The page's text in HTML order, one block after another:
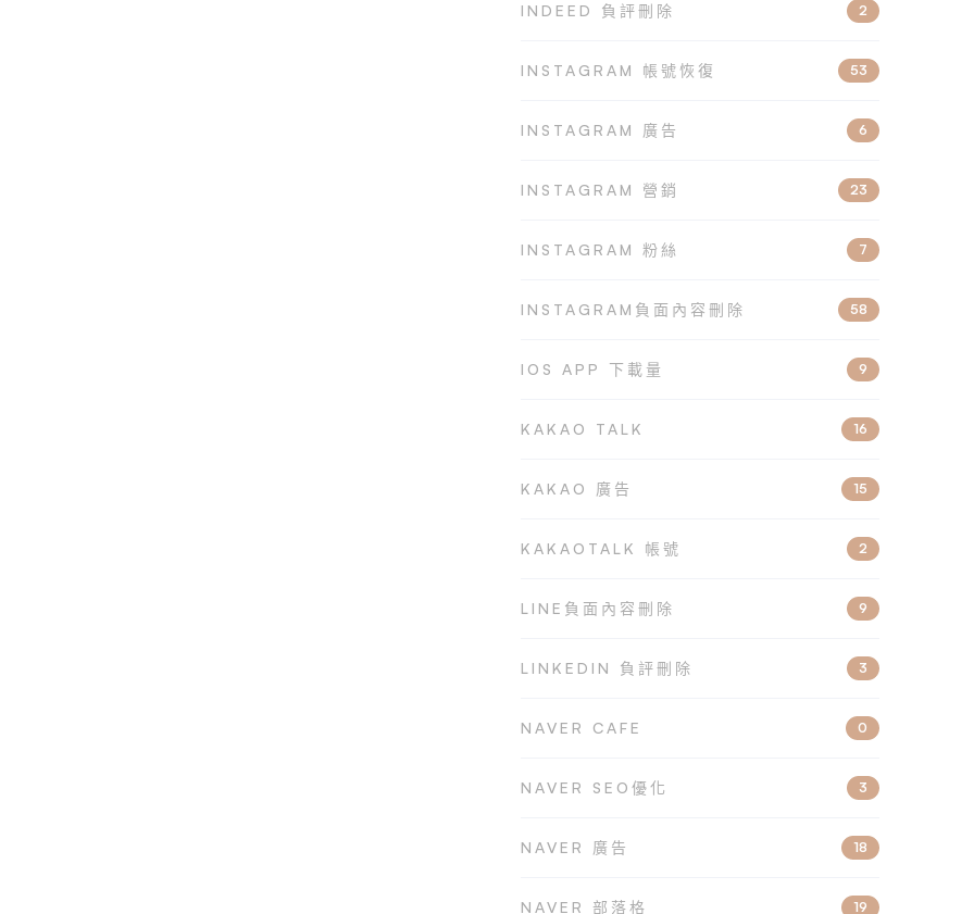
INDEED 負評刪除 2
INSTAGRAM 帳號恢復 53
INSTAGRAM 廣告 6
INSTAGRAM 營銷 23
INSTAGRAM 粉絲 7
INSTAGRAM負面內容刪除 58
IOS APP 下載量 9
KAKAO TALK 16
KAKAO 廣告 15
KAKAOTALK 帳號 2
LINE負面內容刪除 9
LINKEDIN 負評刪除 3
NAVER CAFE 0
NAVER SEO優化 3
NAVER 廣告 18
NAVER 部落格 19